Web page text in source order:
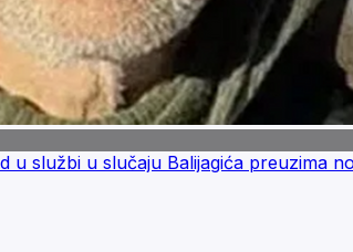
službi u slučaju Balijagića preuzima